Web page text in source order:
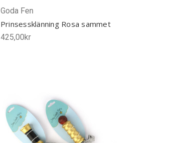
Goda Fen
Prinsessklänning Rosa sammet
425,00kr